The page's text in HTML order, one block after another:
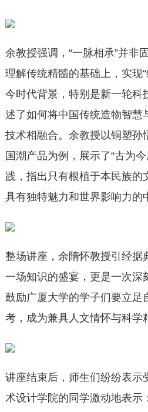
余教授强调，“一脉相承”并非
理解传统精髓的基础上，实现
今时代背景，特别是新一轮科
述了如何将中国传统造物智慧
技术相融合。余教授以铜塑孙
国潮产品为例，展示了“古为
践，指出只有根植于本民族的
具有独特魅力和世界影响力的
整场讲座，余隋怀教授引经据
一场知识的盛宴，更是一次深
鼓励广厦大学的学子们要立足
考，成为兼具人文情怀与科学
讲座结束后，师生们纷纷表示
术设计学院的同学激动地表示